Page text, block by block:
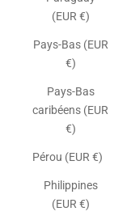
(EUR €)
Pays-Bas (EUR
€)
Pays-Bas
caribéens (EUR
€)
Pérou (EUR €)
Philippines
(EUR €)